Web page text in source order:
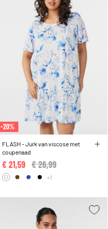
-20%
FLASH - Jurk van viscose met
coupenaad
Price reduced from
€ 26,99
€ 21,59
+1